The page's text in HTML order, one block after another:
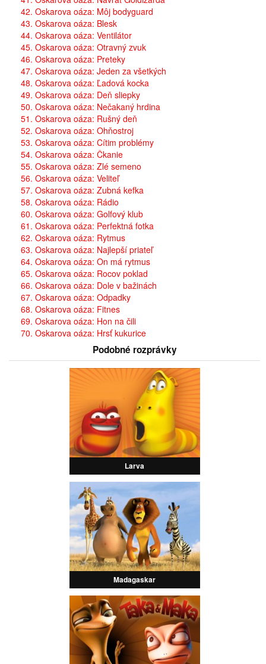
42. Oskarova oáza: Môj bodyguard
43. Oskarova oáza: Blesk
44. Oskarova oáza: Ventilátor
45. Oskarova oáza: Otravný zvuk
46. Oskarova oáza: Preteky
47. Oskarova oáza: Jeden za všetkých
48. Oskarova oáza: Ľadová kocka
49. Oskarova oáza: Deň sliepky
50. Oskarova oáza: Nečakaný hrdina
51. Oskarova oáza: Rušný deň
52. Oskarova oáza: Ohňostroj
53. Oskarova oáza: Cítim problémy
54. Oskarova oáza: Čkanie
55. Oskarova oáza: Zlé semeno
56. Oskarova oáza: Veliteľ
57. Oskarova oáza: Zubná kefka
58. Oskarova oáza: Rádio
60. Oskarova oáza: Golfový klub
61. Oskarova oáza: Perfektná fotka
62. Oskarova oáza: Rytmus
63. Oskarova oáza: Najlepší priateľ
64. Oskarova oáza: On má rytmus
65. Oskarova oáza: Rocov poklad
66. Oskarova oáza: Dole v bažinách
67. Oskarova oáza: Odpadky
68. Oskarova oáza: Fitnes
69. Oskarova oáza: Hon na čili
70. Oskarova oáza: Hrsť kukurice
Podobné rozprávky
Larva
Madagaskar